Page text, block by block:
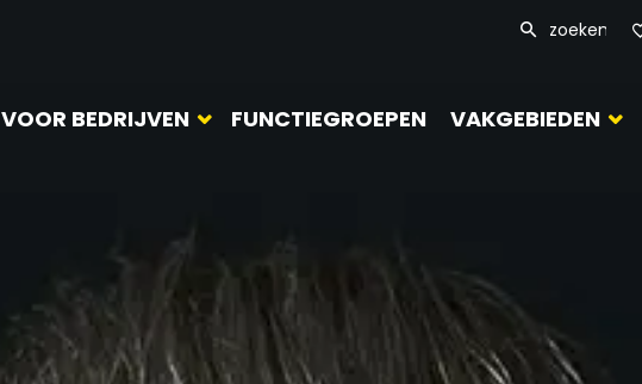
VOOR BEDRIJVEN FUNCTIEGROEPEN VAKGEBIEDEN